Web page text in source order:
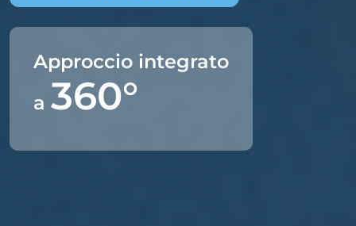
Approccio integrato
a 360°